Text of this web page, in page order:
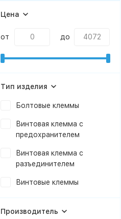
Цена
от до
Тип изделия
Болтовые клеммы
Винтовая клемма с
предохранителем
Винтовая клемма с
разъединителем
Винтовые клеммы
Производитель